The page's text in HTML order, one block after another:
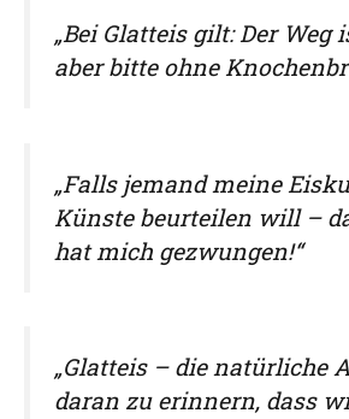
„Bei Glatteis gilt: Der Weg
aber bitte ohne
„Falls jemand meine
Künste beurteilen will –
hat mich gezwungen!“
„Glatteis – die natürliche
daran zu erinnern, dass